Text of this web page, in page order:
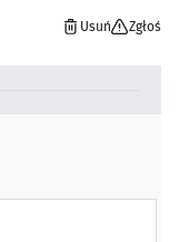
Usuń Zgłoś